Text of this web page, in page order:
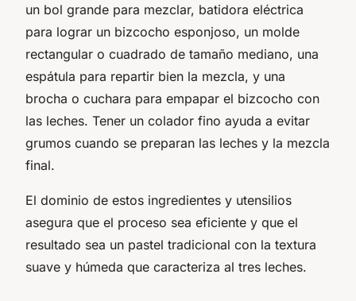
un bol grande para mezclar, batidora eléctrica
para lograr un bizcocho esponjoso, un molde
rectangular o cuadrado de tamaño mediano, una
espátula para repartir bien la mezcla, y una
brocha o cuchara para empapar el bizcocho con
las leches. Tener un colador fino ayuda a evitar
grumos cuando se preparan las leches y la mezcla
final.
El dominio de estos ingredientes y utensilios
asegura que el proceso sea eficiente y que el
resultado sea un pastel tradicional con la textura
suave y húmeda que caracteriza al tres leches.